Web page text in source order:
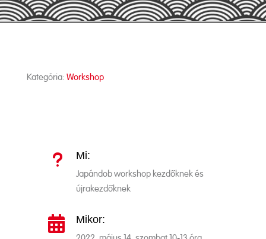
Kategória: Workshop
u Mi:
Japándob workshop kezdőknek és
újrakezdőknek
 Mikor: